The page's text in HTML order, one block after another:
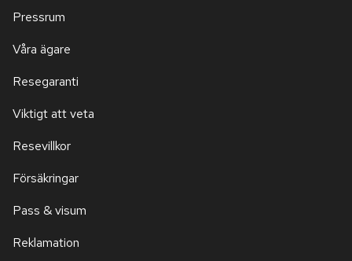
Pressrum
Våra ägare
Resegaranti
Viktigt att veta
Resevillkor
Försäkringar
Pass & visum
Reklamation